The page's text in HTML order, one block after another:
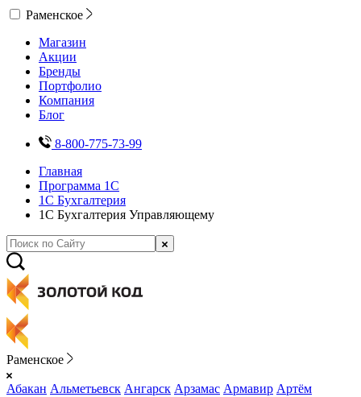
Раменское
Магазин
Акции
Бренды
Портфолио
Компания
Блог
8-800-775-73-99
Главная
Программа 1С
1С Бухгалтерия
1С Бухгалтерия Управляющему
Раменское
Абакан Альметьевск Ангарск Арзамас Армавир Артём